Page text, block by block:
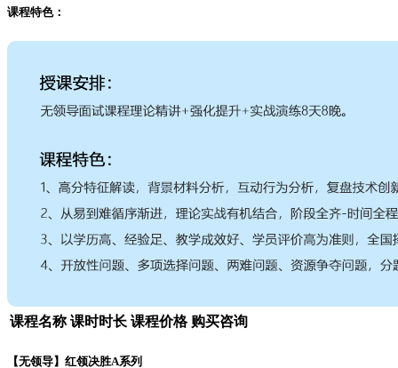
课程特色：
课程名称 课时时长 课程价格 购买咨询
【无领导】红领决胜A系列